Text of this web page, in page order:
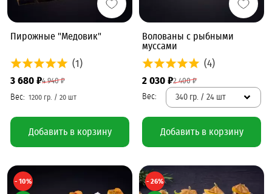
Пирожные "Медовик"
(1)
4 940 ₽
3 680 ₽
Добавить в корзину
Волованы с рыбными
муссами
(4)
2 400 ₽
2 030 ₽
340 гр. / 24 шт
Добавить в корзину
- 10% - 26%